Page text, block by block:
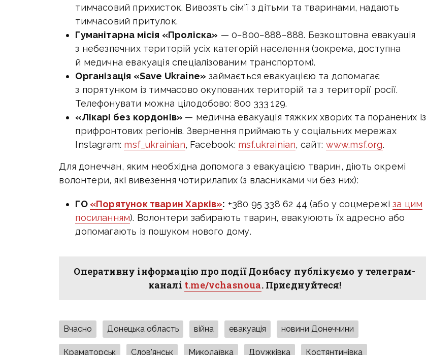
тимчасовий прихисток. Вивозять сім'ї з дітьми та тваринами, надають
тимчасовий притулок.
Гуманітарна місія «Проліска» — 0−800−888−888. Безкоштовна евакуація
з небезпечних територій усіх категорій населення (зокрема, доступна
й медична евакуація спеціалізованим транспортом).
Організація «Save Ukraine» займається евакуацією та допомагає
з порятунком із тимчасово окупованих територій та з території росії.
Телефонувати можна цілодобово: 800 333 129.
«Лікарі без кордонів» — медична евакуація тяжких хворих та поранених із
прифронтових регіонів. Звернення приймають у соціальних мережах
Instagram: msf_ukrainian, Facebook: msf.ukrainian, сайт: www.msf.org.
Для донеччан, яким необхідна допомога з евакуацією тварин, діють окремі
волонтери, які вивезення чотирилапих (з власниками чи без них):
ГО «Порятунок тварин Харків»: +380 95 338 62 44 (або у соцмережіза цим
посиланням). Волонтери забирають тварин, евакуюють їх адресно або
допомагають із пошуком нового дому.
Оперативну інформацію про події Донбасу публікуємо у телеграм-
каналі t.me/vchasnoua. Приєднуйтеся!
Вчасно Донецька область війна евакуація новини Донеччини
Краматорськ Слов'янськ Миколаївка Дружківка Костянтинівка